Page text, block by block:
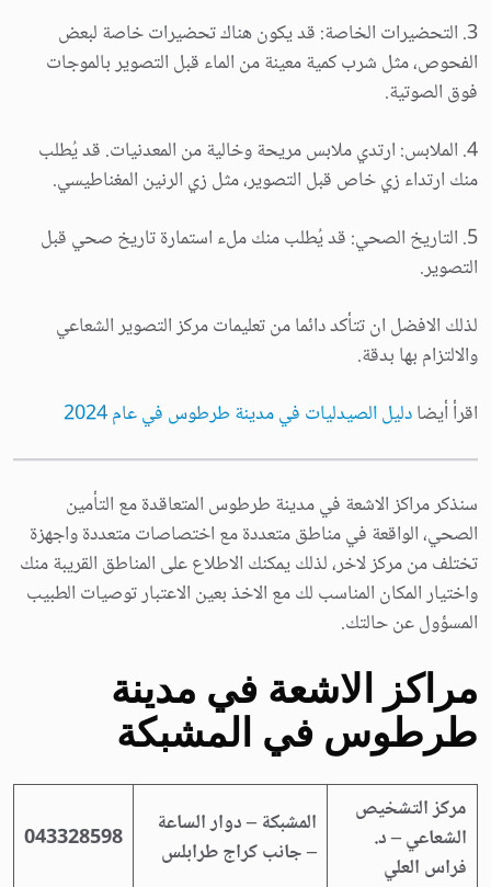
3. التحضيرات الخاصة: قد يكون هناك تحضيرات خاصة لبعض
الفحوص، مثل شرب كمية معينة من الماء قبل التصوير بالموجات
فوق الصوتية.
4. الملابس: ارتدي ملابس مريحة وخالية من المعدنيات. قد يُطلب
منك ارتداء زي خاص قبل التصوير، مثل زي الرنين المغناطيسي.
5. التاريخ الصحي: قد يُطلب منك ملء استمارة تاريخ صحي قبل
التصوير.
لذلك الافضل ان تتأكد دائما من تعليمات مركز التصوير الشعاعي
والالتزام بها بدقة.
اقرأ أيضادليل الصيدليات في مدينة طرطوس في عام 2024
سنذكر مراكز الاشعة في مدينة طرطوس المتعاقدة مع التأمين
الصحي، الواقعة في مناطق متعددة مع اختصاصات متعددة واجهزة
تختلف من مركز لاخر، لذلك يمكنك الاطلاع على المناطق القريبة منك
واختيار المكان المناسب لك مع الاخذ بعين الاعتبار توصيات الطبيب
المسؤول عن حالتك.
مراكز الاشعة في مدينة
طرطوس في المشبكة
مركز التشخيص
الشعاعي – د.
فراس العلي
المشبكة – دوار الساعة
– جانب كراج طرابلس
043328598